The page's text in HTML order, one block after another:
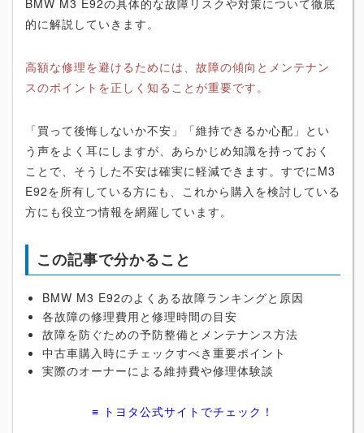
BMW M3 E92の具体的な故障リスクや対策について徹底
的に解説していきます。
高額な修理を避けるためには、故障の傾向とメンテナン
スのポイントを正しく知ることが重要です。
「買って後悔しないか不安」「維持できるか心配」とい
う声をよく耳にしますが、あらかじめ知識を持っておく
ことで、そうした不安は確実に軽減できます。すでにM3
E92を所有している方にも、これから購入を検討している
方にも役立つ情報を網羅しています。
この記事で分かること
BMW M3 E92のよくある故障ランキングと原因
各故障の修理費用と修理時間の目安
故障を防ぐための予防整備とメンテナンス方法
中古車購入時にチェックすべき重要ポイント
実際のオーナーによる維持費や修理体験談
≡ トヨタ公式サイトでチェック！